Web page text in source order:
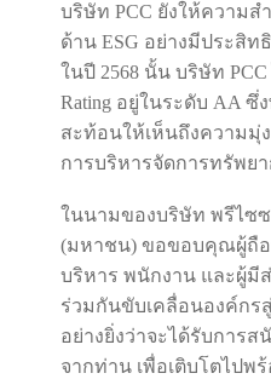
บริษัท PCC ยังให้ความ
ด้าน ESG อย่างมีประสิ
ในปี 2568 นั้น บริษัท
Rating อยู่ในระดับ AA
สะท้อนให้เห็นถึงความมุ่
การบริหารจัดการทรัพย
ในนามของบริษัท พรีไซ
(มหาชน) ขอขอบคุณผู้ถื
บริหาร พนักงาน และผู้มี
ร่วมกันขับเคลื่อนองค์กร
อย่างยิ่งว่าจะได้รับการ
จากท่าน เพื่อเติบโตไปพ